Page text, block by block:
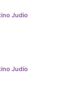
Judio
Judío